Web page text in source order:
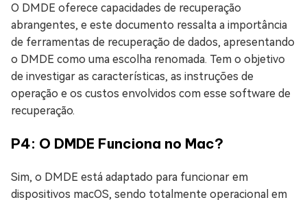
O DMDE oferece capacidades de recuperação
abrangentes, e este documento ressalta a importância
de ferramentas de recuperação de dados, apresentando
o DMDE como uma escolha renomada. Tem o objetivo
de investigar as características, as instruções de
operação e os custos envolvidos com esse software de
recuperação.
P4: O DMDE Funciona no Mac?
Sim, o DMDE está adaptado para funcionar em
dispositivos macOS, sendo totalmente operacional em